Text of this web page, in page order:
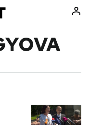
Consumismi